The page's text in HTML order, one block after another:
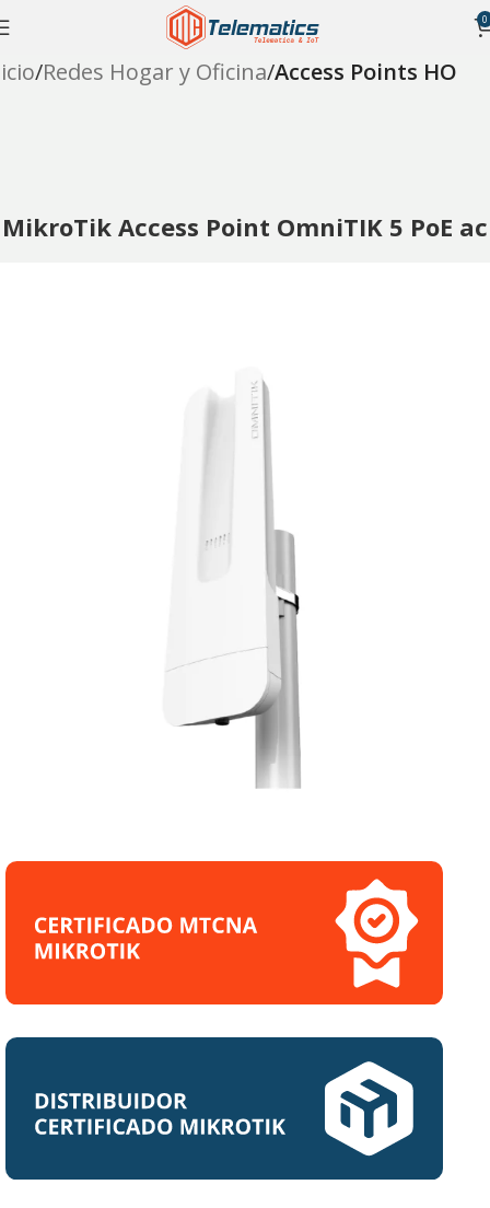
0
Redes Hogar y Oficina Access Points HO
MikroTik Access Point OmniTIK 5 PoE ac